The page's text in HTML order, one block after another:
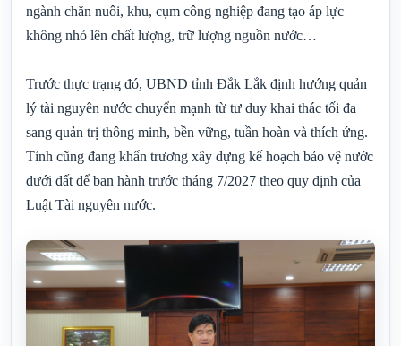
ngành chăn nuôi, khu, cụm công nghiệp đang tạo áp lực
không nhỏ lên chất lượng, trữ lượng nguồn nước…
Trước thực trạng đó, UBND tỉnh Đắk Lắk định hướng quản
lý tài nguyên nước chuyển mạnh từ tư duy khai thác tối đa
sang quản trị thông minh, bền vững, tuần hoàn và thích ứng.
Tỉnh cũng đang khẩn trương xây dựng kế hoạch bảo vệ nước
dưới đất để ban hành trước tháng 7/2027 theo quy định của
Luật Tài nguyên nước.